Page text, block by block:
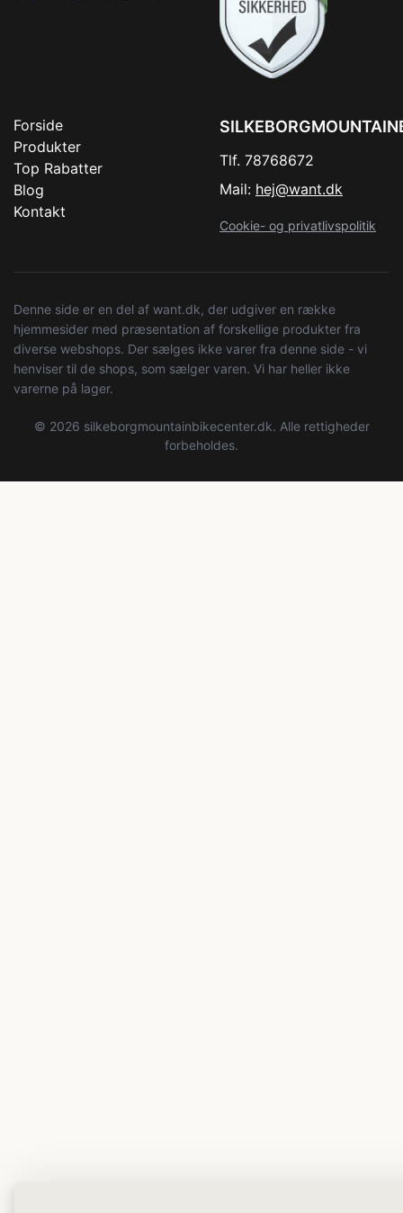
Forside
Produkter
Top Rabatter
Blog
Kontakt
Tlf. 78768672
Mail: hej@want.dk
Cookie- og privatlivspolitik
Denne side er en del af want.dk, der udgiver en række
hjemmesider med præsentation af forskellige produkter fra
diverse webshops. Der sælges ikke varer fra denne side - vi
henviser til de shops, som sælger varen. Vi har heller ikke
varerne på lager.
© 2026 silkeborgmountainbikecenter.dk. Alle rettigheder
forbeholdes.